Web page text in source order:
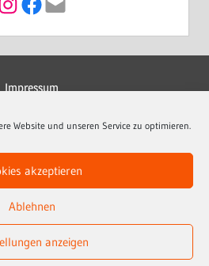
Website und unseren Service zu optimieren.
akzeptieren
Ablehnen
anzeigen
Impressum
Kontakt
Richtlinie (EU)
Dorfjugend 2012 e.V.